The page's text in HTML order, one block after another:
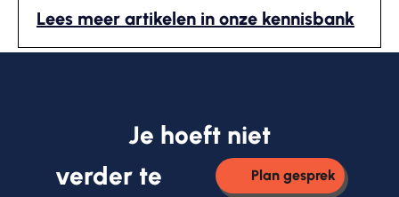
Lees meer artikelen in onze kennisbank
Je hoeft niet
verder te
Plan gesprek